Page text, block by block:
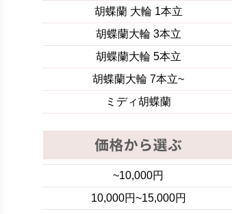
胡蝶蘭 大輪 1本立
胡蝶蘭大輪 3本立
胡蝶蘭大輪 5本立
胡蝶蘭大輪 7本立~
ミディ胡蝶蘭
~10,000円
10,000円~15,000円